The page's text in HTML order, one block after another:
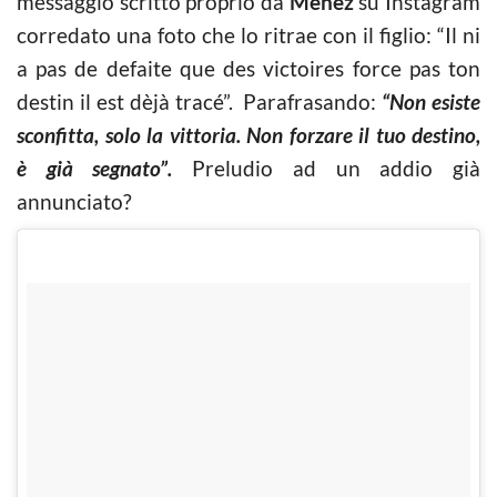
corredato una foto che lo ritrae con il figlio: “Il ni
a pas de defaite que des victoires force pas ton
destin il est dèjà tracé”. Parafrasando: “Non esiste
sconfitta, solo la vittoria. Non forzare il tuo destino,
è già segnato”. Preludio ad un addio già
annunciato?